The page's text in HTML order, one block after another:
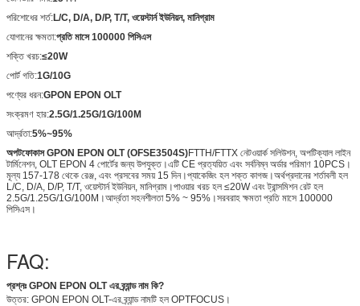
পরিশোধের শর্ত:L/C, D/A, D/P, T/T, ওয়েস্টার্ন ইউনিয়ন, মানিগ্রাম
যোগানের ক্ষমতা:প্রতি মাসে 100000 পিসিএস
শক্তি খরচ:≤20W
পোর্ট গতি:1G/10G
পণ্যের ধরন:GPON EPON OLT
সংক্রমণ হার:2.5G/1.25G/1G/100M
আর্দ্রতা:5%~95%
অপটফোকাস GPON EPON OLT (OFSE3504S)FTTH/FTTX নেটওয়ার্ক সলিউশন, অপটিক্যাল লাইন
টার্মিনেশন, OLT EPON 4 পোর্টের জন্য উপযুক্ত।এটি CE প্রত্যয়িত এবং সর্বনিম্ন অর্ডার পরিমাণ 10PCS।
মূল্য 157-178 থেকে রেঞ্জ, এবং প্রসবের সময় 15 দিন।প্যাকেজিং হল শক্ত কাগজ।অর্থপ্রদানের শর্তাবলী হল
L/C, D/A, D/P, T/T, ওয়েস্টার্ন ইউনিয়ন, মানিগ্রাম।পাওয়ার খরচ হল ≤20W এবং ট্রান্সমিশন রেট হল
2.5G/1.25G/1G/100M।আর্দ্রতা সহনশীলতা 5% ~ 95%।সরবরাহ ক্ষমতা প্রতি মাসে 100000
পিসিএস।
FAQ:
প্রশ্নঃ GPON EPON OLT এর ব্র্যান্ড নাম কি?
উত্তর: GPON EPON OLT-এর ব্র্যান্ড নামটি হল OPTFOCUS।